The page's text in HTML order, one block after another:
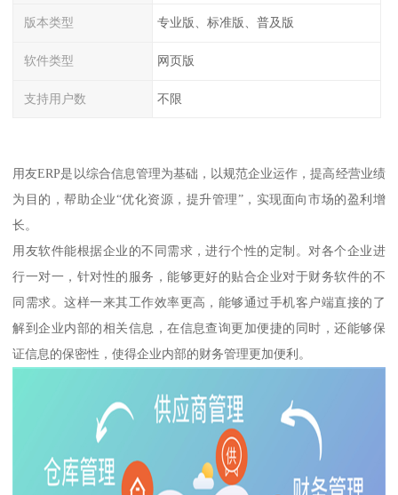
版本类型 专业版、标准版、普及版
软件类型 网页版
支持用户数 不限
用友ERP是以综合信息管理为基础，以规范企业运作，提高经营业绩
为目的，帮助企业“优化资源，提升管理”，实现面向市场的盈利增
长。
用友软件能根据企业的不同需求，进行个性的定制。对各个企业进
行一对一，针对性的服务，能够更好的贴合企业对于财务软件的不
同需求。这样一来其工作效率更高，能够通过手机客户端直接的了
解到企业内部的相关信息，在信息查询更加便捷的同时，还能够保
证信息的保密性，使得企业内部的财务管理更加便利。